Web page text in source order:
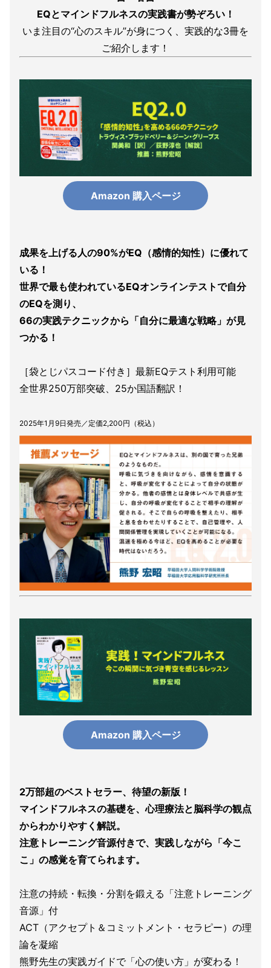
EQとマインドフルネスの実践書が勢ぞろい！
いま注目の“心のスキル”が身につく、実践的な3冊を
ご紹介します！
Amazon 購入ページ
成果を上げる人の90%がEQ（感情的知性）に優れて
いる！
世界で最も使われているEQオンラインテストで自分
のEQを測り、
66の実践テクニックから「自分に最適な戦略」が見
つかる！
［袋とじパスコード付き］最新EQテスト利用可能
全世界250万部突破、25か国語翻訳！
2025年1月9日発売／定価2,200円（税込）
Amazon 購入ページ
2万部超のベストセラー、待望の新版！
マインドフルネスの基礎を、心理療法と脳科学の観点
からわかりやすく解説。
注意トレーニング音源付きで、実践しながら「今こ
こ」の感覚を育てられます。
注意の持続・転換・分割を鍛える「注意トレーニング
音源」付
ACT（アクセプト＆コミットメント・セラピー）の理
論を凝縮
熊野先生の実践ガイドで「心の使い方」が変わる！